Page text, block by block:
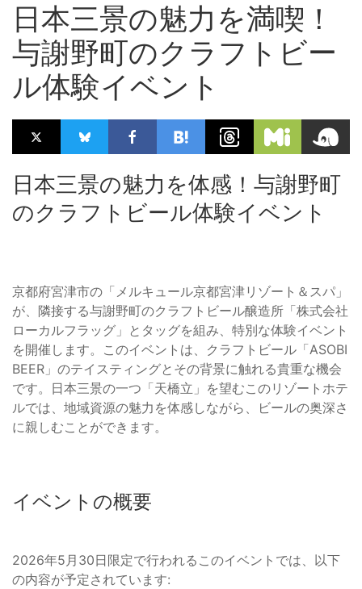
日本三景の魅力を満喫！
与謝野町のクラフトビー
ル体験イベント
日本三景の魅力を体感！与謝野町
のクラフトビール体験イベント
京都府宮津市の「メルキュール京都宮津リゾート＆スパ」
が、隣接する与謝野町のクラフトビール醸造所「株式会社
ローカルフラッグ」とタッグを組み、特別な体験イベント
を開催します。このイベントは、クラフトビール「ASOBI
BEER」のテイスティングとその背景に触れる貴重な機会
です。日本三景の一つ「天橋立」を望むこのリゾートホテ
ルでは、地域資源の魅力を体感しながら、ビールの奥深さ
に親しむことができます。
イベントの概要
2026年5月30日限定で行われるこのイベントでは、以下
の内容が予定されています: